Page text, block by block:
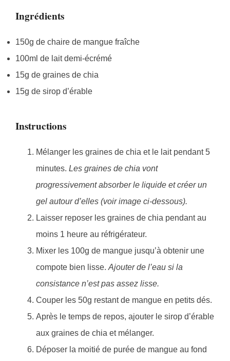
Ingrédients
150g de chaire de mangue fraîche
100ml de lait demi-écrémé
15g de graines de chia
15g de sirop d’érable
Instructions
Mélanger les graines de chia et le lait pendant 5
minutes. Les graines de chia vont
progressivement absorber le liquide et créer un
gel autour d’elles (voir image ci-dessous).
Laisser reposer les graines de chia pendant au
moins 1 heure au réfrigérateur.
Mixer les 100g de mangue jusqu’à obtenir une
compote bien lisse. Ajouter de l’eau si la
consistance n’est pas assez lisse.
Couper les 50g restant de mangue en petits dés.
Après le temps de repos, ajouter le sirop d’érable
aux graines de chia et mélanger.
Déposer la moitié de purée de mangue au fond